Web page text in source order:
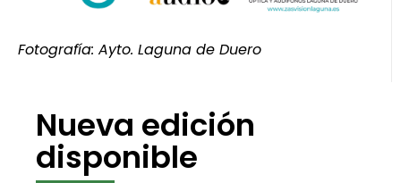
Fotografía: Ayto. Laguna de Duero
Nueva edición
disponible